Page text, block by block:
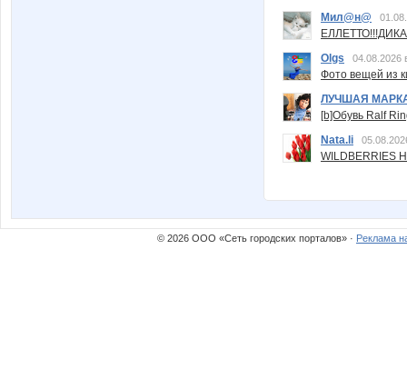
Мил@н@
Olgs
04.08.2026
Фото вещей из
ЛУЧШАЯ
[b]Обувь Ralf
Nata.li
© 2026 ООО «Сеть городских порталов» · Реклама